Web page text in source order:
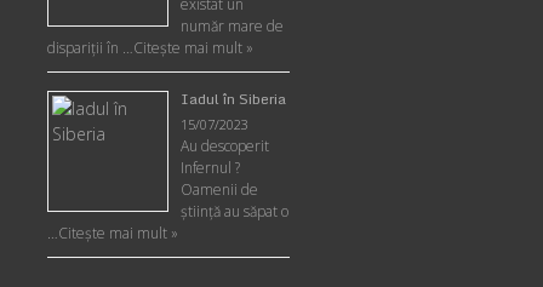
număr mare de
dispariții în …Citește mai mult »
Iadul în Siberia
15/07/2023
Au descoperit
Infernul ?
Oamenii de
ştiinţă au săpat o
…Citește mai mult »